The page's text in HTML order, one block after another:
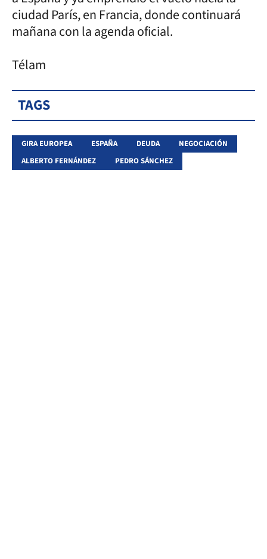
ciudad París, en Francia, donde continuará
mañana con la agenda oficial.
Télam
TAGS
GIRA EUROPEA ESPAÑA DEUDA
NEGOCIACIÓN
ALBERTO FERNÁNDEZ
PEDRO SÁNCHEZ